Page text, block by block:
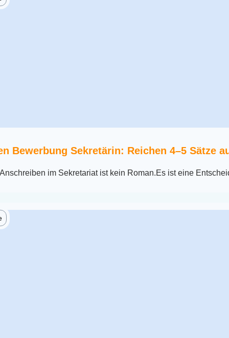
Bewerbung Sekretärin: Reichen 4–5 Sätze
im Sekretariat ist kein Roman.Es ist eine